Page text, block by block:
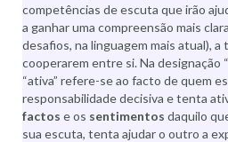
competências de escuta que irão
a ganhar uma compreensão mais
desafios, na linguagem mais atual),
cooperarem entre si. Na designação
“ativa” refere-se ao facto de quem
responsabilidade decisiva e tenta
factos e os sentimentos daquilo
sua escuta, tenta ajudar o outro a